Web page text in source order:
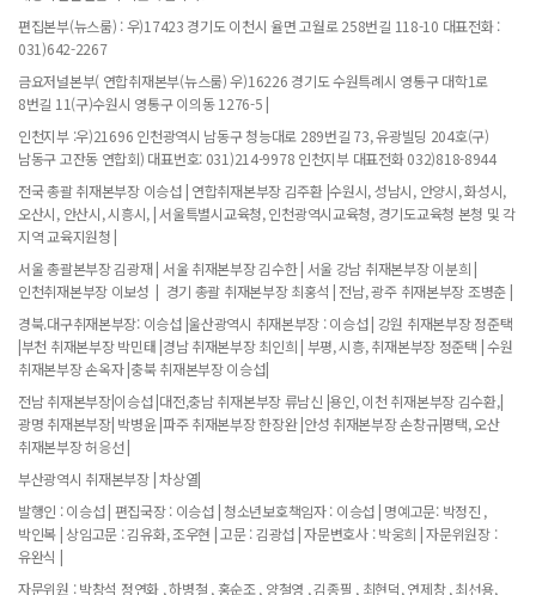
편집본부(뉴스룸) : 우)17423 경기도 이천시 율면 고월로 258번길 118-10 대표전화 :
031)642-2267
금요저널본부( 연합취재본부(뉴스룸) 우)16226 경기도 수원특례시 영통구 대학1로
8번길 11(구)수원시 영통구 이의동 1276-5 |
인천지부 :우)21696 인천광역시 남동구 청능대로 289번길 73, 유광빌딩 204호(구)
남동구 고잔동 연합회) 대표번호: 031)214-9978 인천지부 대표전화 032)818-8944
전국 총괄 취재본부장 이승섭 | 연합취재본부장 김주환 |수원시, 성남시, 안양시, 화성시,
오산시, 안산시, 시흥시, | 서울특별시교육청, 인천광역시교육청, 경기도교육청 본청 및 각
지역 교육지원청 |
서울 총괄본부장 김광재 | 서울 취재본부장 김수한 | 서울 강남 취재본부장 이분희 |
인천취재본부장 이보성 | 경기 총괄 취재본부장 최홍석 | 전남, 광주 취재본부장 조병춘 |
경북.대구취재본부장: 이승섭 |울산광역시 취재본부장 : 이승섭 | 강원 취재본부장 정준택
|부천 취재본부장 박민태 |경남 취재본부장 최인희 | 부평, 시흥, 취재본부장 정준택 | 수원
취재본부장 손옥자 |충북 취재본부장 이승섭|
전남 취재본부장|이승섭 |대전,충남 취재본부장 류남신 |용인, 이천 취재본부장 김수환,|
광명 취재본부장| 박병윤 |파주 취재본부장 한장완 |안성 취재본부장 손창규|평택, 오산
취재본부장 허응선 |
부산광역시 취재본부장 | 차상열|
발행인 : 이승섭 | 편집국장 : 이승섭 | 청소년보호책임자 : 이승섭 | 명예고문: 박정진 ,
박인복 | 상임고문 : 김유화, 조우현 | 고문 : 김광섭 | 자문변호사 : 박웅희 | 자문위원장 :
유완식 |
자문위원 : 박창석 정연화 , 하병철 , 홍순조 , 양철영 , 김종필 , 최현덕, 연제창 , 최선용,